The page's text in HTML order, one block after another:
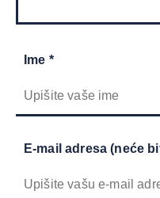
Ime *
E-mail adresa (neće